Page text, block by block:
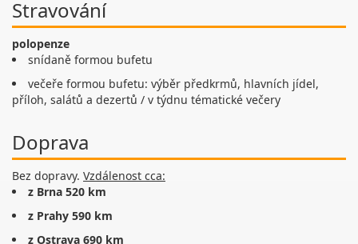
Stravování
polopenze
snídaně formou bufetu
večeře formou bufetu: výběr předkrmů, hlavních jídel,
příloh, salátů a dezertů / v týdnu tématické večery
Doprava
Bez dopravy. Vzdálenost cca:
z Brna 520 km
z Prahy 590 km
z Ostrava 690 km